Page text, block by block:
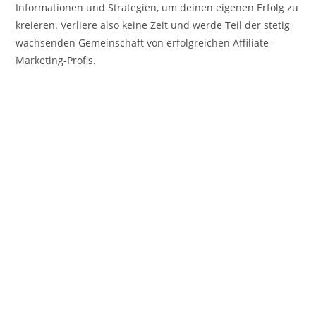
Informationen und Strategien, um deinen eigenen Erfolg zu
kreieren. Verliere also keine Zeit und werde Teil der stetig
wachsenden Gemeinschaft von erfolgreichen Affiliate-
Marketing-Profis.